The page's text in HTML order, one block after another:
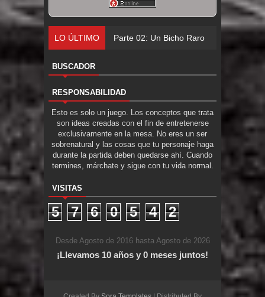
LO ÚLTIMO Parte 02: Un Bicho Raro
BUSCADOR
RESPONSABILIDAD
Esto es solo un juego. Los conceptos que trata
son ideas creadas con el fin de entretenerse
exclusivamente en la mesa. No eres un ser
sobrenatural y las cosas que tu personaje haga
durante la partida deben quedarse ahí. Cuando
termines, márchate y sigue con tu vida normal.
VISITAS
5 7 6 0 5 4 2
Desde Agosto de 2016 hasta Agosto de 2026
¡Llevamos 10 años y 0 meses juntos!